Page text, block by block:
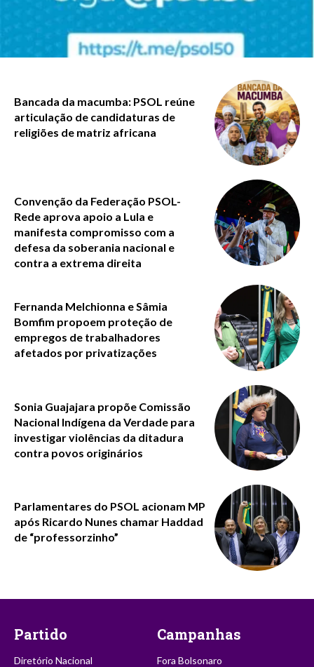
Bancada da macumba: PSOL reúne
articulação de candidaturas de
religiões de matriz africana
Convenção da Federação PSOL-
Rede aprova apoio a Lula e
manifesta compromisso com a
defesa da soberania nacional e
contra a extrema direita
Fernanda Melchionna e Sâmia
Bomfim propoem proteção de
empregos de trabalhadores
afetados por privatizações
Sonia Guajajara propõe Comissão
Nacional Indígena da Verdade para
investigar violências da ditadura
contra povos originários
Parlamentares do PSOL acionam MP
após Ricardo Nunes chamar Haddad
de “professorzinho”
Partido
Diretório Nacional
Campanhas
Fora Bolsonaro